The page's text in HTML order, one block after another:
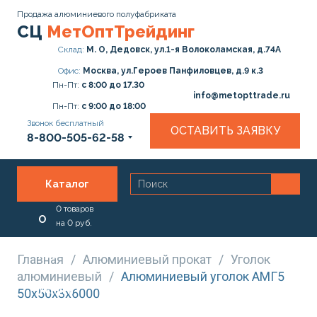
Продажа алюминиевого полуфабриката
СЦ МетОптТрейдинг
Склад: М. О, Дедовск, ул.1-я Волоколамская, д.74А
Офис: Москва, ул.Героев Панфиловцев, д.9 к.3
Пн-Пт: с 8:00 до 17.30
Пн-Пт: с 9:00 до 18:00
info@metopttrade.ru
Звонок бесплатный
8-800-505-62-58
ОСТАВИТЬ ЗАЯВКУ
Каталог
О
нас
Услуги
0 товаров
на 0 руб.
Главная / Алюминиевый прокат / Уголок
алюминиевый / Алюминиевый уголок АМГ5
50х50х3х6000